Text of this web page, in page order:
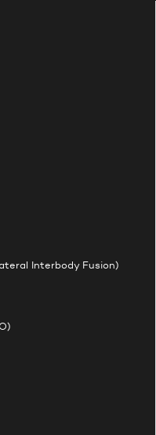
Interbody Fusion)